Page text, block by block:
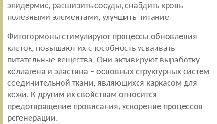
эпидермис, расширить сосуды, снабдить кровь
полезными элементами, улучшить питание.
Фитогормоны стимулируют процессы обновления
клеток, повышают их способность усваивать
питательные вещества. Они активируют выработку
коллагена и эластина – основных структурных систем
соединительной ткани, являющихся каркасом для
кожи. К другим их свойствам относится
предотвращение провисания, ускорение процессов
регенерации.